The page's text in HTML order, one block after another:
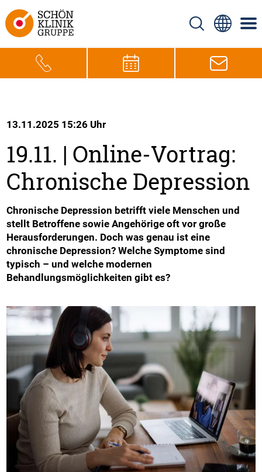
13.11.2025 15:26 Uhr
19.11. | Online-Vortrag:
Chronische Depression
Chronische Depression betrifft viele Menschen und
stellt Betroffene sowie Angehörige oft vor große
Herausforderungen. Doch was genau ist eine
chronische Depression? Welche Symptome sind
typisch – und welche modernen
Behandlungsmöglichkeiten gibt es?